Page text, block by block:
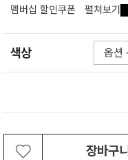
멤버십 할인쿠폰
펼쳐보기
색상
장바구니